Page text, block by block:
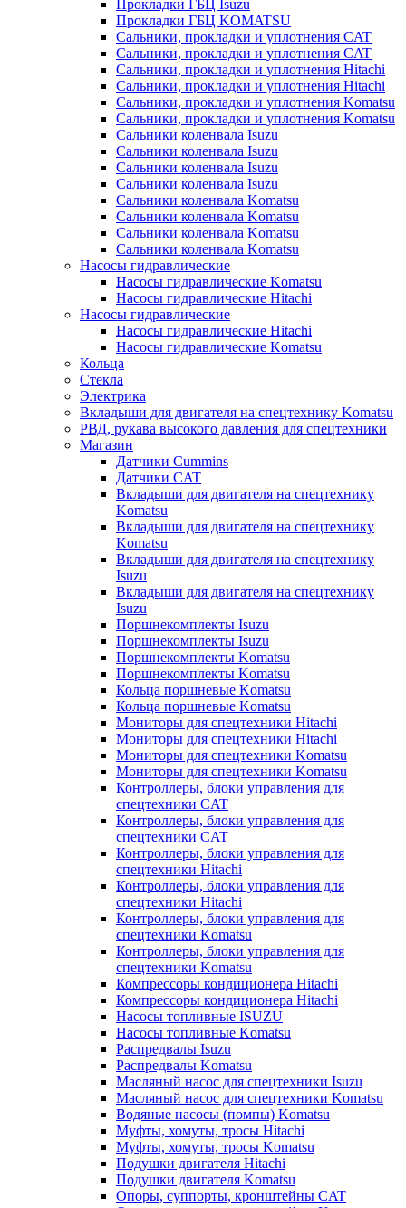
Прокладки ГБЦ Isuzu
Прокладки ГБЦ KOMATSU
Сальники, прокладки и уплотнения CAT
Сальники, прокладки и уплотнения CAT
Сальники, прокладки и уплотнения Hitachi
Сальники, прокладки и уплотнения Hitachi
Сальники, прокладки и уплотнения Komatsu
Сальники, прокладки и уплотнения Komatsu
Сальники коленвала Isuzu
Сальники коленвала Isuzu
Сальники коленвала Isuzu
Сальники коленвала Isuzu
Сальники коленвала Komatsu
Сальники коленвала Komatsu
Сальники коленвала Komatsu
Сальники коленвала Komatsu
Насосы гидравлические
Насосы гидравлические Komatsu
Насосы гидравлические Hitachi
Насосы гидравлические
Насосы гидравлические Hitachi
Насосы гидравлические Komatsu
Кольца
Стекла
Электрика
Вкладыши для двигателя на спецтехнику Komatsu
РВД, рукава высокого давления для спецтехники
Магазин
Датчики Cummins
Датчики CAT
Вкладыши для двигателя на спецтехнику
Komatsu
Вкладыши для двигателя на спецтехнику
Komatsu
Вкладыши для двигателя на спецтехнику
Isuzu
Вкладыши для двигателя на спецтехнику
Isuzu
Поршнекомплекты Isuzu
Поршнекомплекты Isuzu
Поршнекомплекты Komatsu
Поршнекомплекты Komatsu
Кольца поршневые Komatsu
Кольца поршневые Komatsu
Мониторы для спецтехники Hitachi
Мониторы для спецтехники Hitachi
Мониторы для спецтехники Komatsu
Мониторы для спецтехники Komatsu
Контроллеры, блоки управления для
спецтехники CAT
Контроллеры, блоки управления для
спецтехники CAT
Контроллеры, блоки управления для
спецтехники Hitachi
Контроллеры, блоки управления для
спецтехники Hitachi
Контроллеры, блоки управления для
спецтехники Komatsu
Контроллеры, блоки управления для
спецтехники Komatsu
Компрессоры кондиционера Hitachi
Компрессоры кондиционера Hitachi
Насосы топливные ISUZU
Насосы топливные Komatsu
Распредвалы Isuzu
Распредвалы Komatsu
Масляный насос для спецтехники Isuzu
Масляный насос для спецтехники Komatsu
Водяные насосы (помпы) Komatsu
Муфты, хомуты, тросы Hitachi
Муфты, хомуты, тросы Komatsu
Подушки двигателя Hitachi
Подушки двигателя Komatsu
Опоры, суппорты, кронштейны CAT